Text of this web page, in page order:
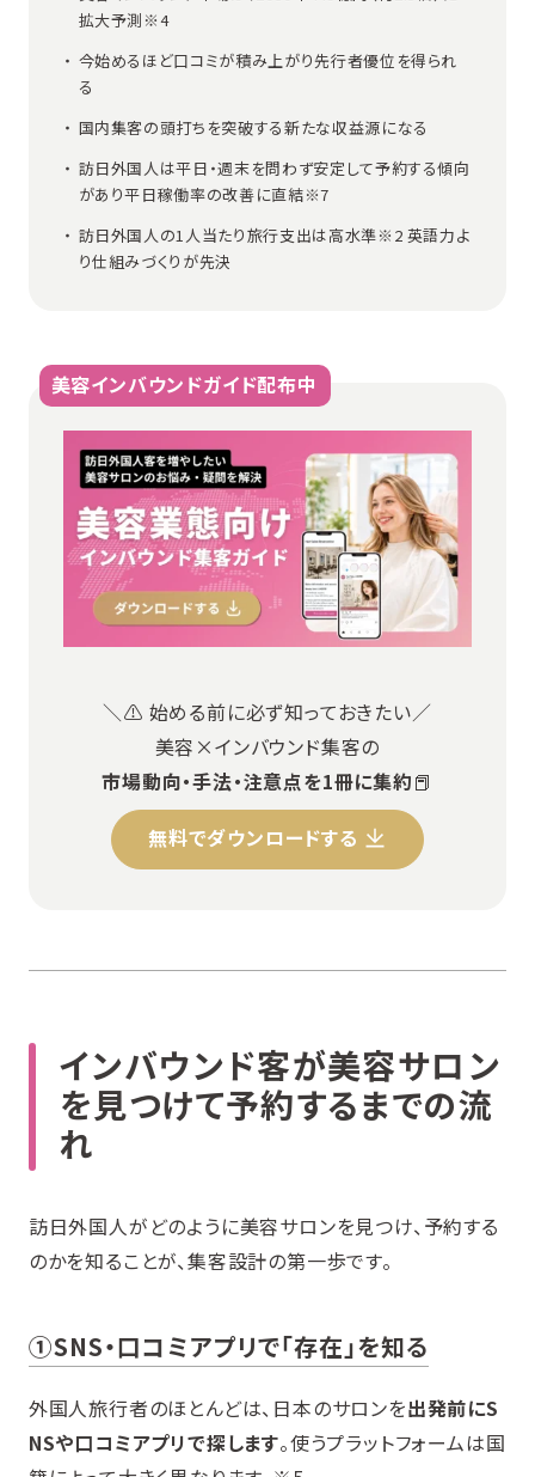
拡大予測※4
今始めるほど口コミが積み上がり先行者優位を得られ
る
国内集客の頭打ちを突破する新たな収益源になる
訪日外国人は平日・週末を問わず安定して予約する傾向
があり平日稼働率の改善に直結※7
訪日外国人の1人当たり旅行支出は高水準※2 英語力よ
り仕組みづくりが先決
美容インバウンドガイド配布中
＼⚠️ 始める前に必ず知っておきたい／
美容×インバウンド集客の
市場動向・手法・注意点を1冊に集約📕
無料でダウンロードする
インバウンド客が美容サロン
を見つけて予約するまでの流
れ
訪日外国人がどのように美容サロンを見つけ、予約する
のかを知ることが、集客設計の第一歩です。
①SNS・口コミアプリで「存在」を知る
外国人旅行者のほとんどは、日本のサロンを出発前にS
NSや口コミアプリで探します。使うプラットフォームは国